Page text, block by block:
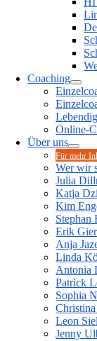
Coaching
Online-
Über uns
Für mehr
Wer wir
Julia
Katja
Kim
Stephan
Erik
Anja
Linda
Antonia
Patrick
Sophia
Leon
Jenny